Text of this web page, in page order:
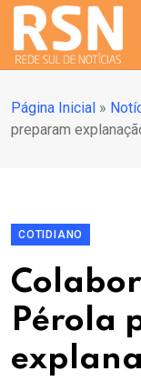
Página Inicial »
preparam
COTIDIANO
Pérola